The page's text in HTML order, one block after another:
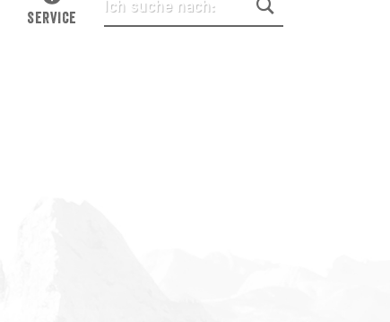
SERVICE